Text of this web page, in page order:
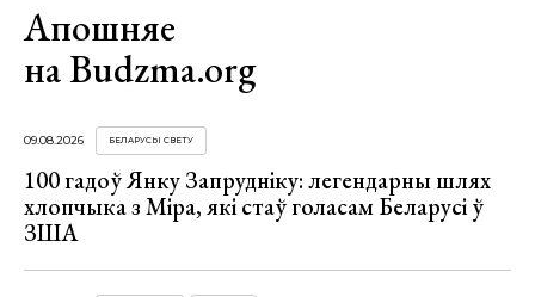
Апошняе
на Budzma.org
09.08.2026 БЕЛАРУСЫ СВЕТУ
100 гадоў Янку Запрудніку: легендарны шлях
хлопчыка з Міра, які стаў голасам Беларусі ў
ЗША